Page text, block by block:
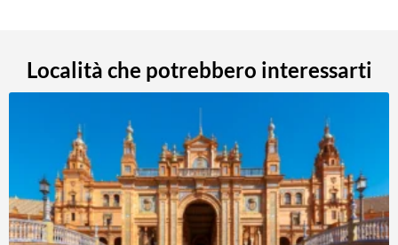
Località che potrebbero interessarti